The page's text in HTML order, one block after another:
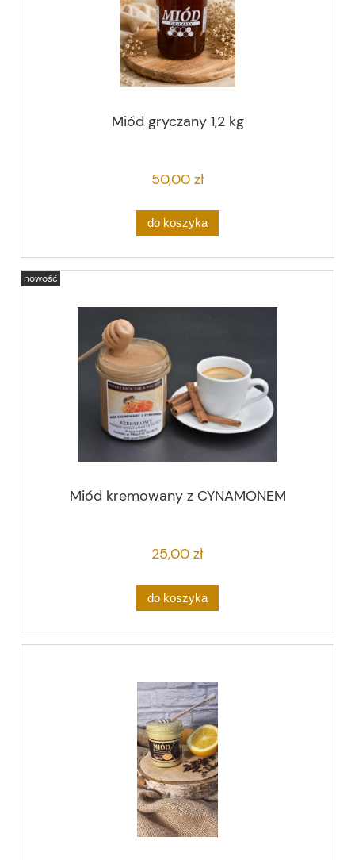
Miód gryczany 1,2 kg
50,00 zł
do koszyka
Miód kremowany z CYNAMONEM
25,00 zł
do koszyka
nowość